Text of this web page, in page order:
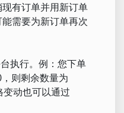
有订单并用新订单
需要为新订单再次
执行。例：您下单
则剩余数量为
动也可以通过